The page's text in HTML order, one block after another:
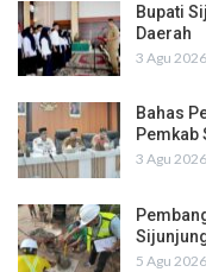
Bupati
Daerah
3 Agu 2026
Bahas
Pemkab
3 Agu 2026
5 Agu 2026